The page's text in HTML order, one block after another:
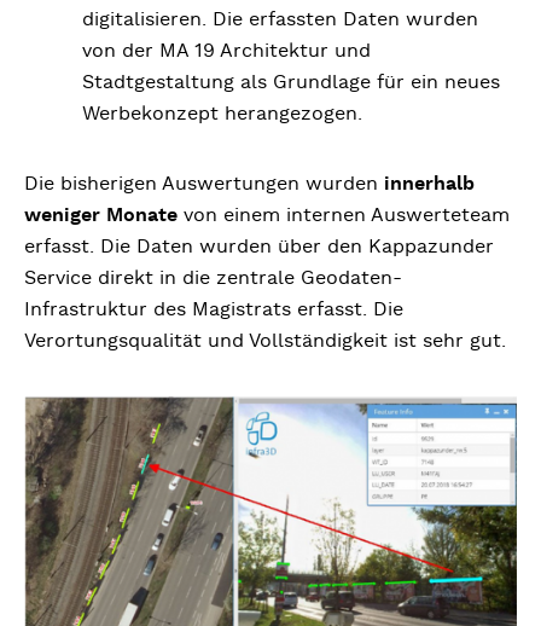
digitalisieren. Die erfassten Daten wurden
von der MA 19 Architektur und
Stadtgestaltung als Grundlage für ein neues
Werbekonzept herangezogen.
Die bisherigen Auswertungen wurden innerhalb
weniger Monate von einem internen Auswerteteam
erfasst. Die Daten wurden über den Kappazunder
Service direkt in die zentrale Geodaten-
Infrastruktur des Magistrats erfasst. Die
Verortungsqualität und Vollständigkeit ist sehr gut.